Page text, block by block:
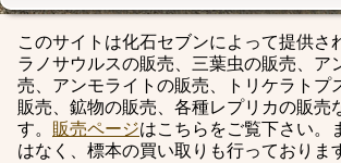
このサイトは化石セブンによって提供さ
ラノサウルスの販売、三葉虫の販売、ア
売、アンモライトの販売、トリケラトプ
販売、鉱物の販売、各種レプリカの販売
す。 販売ページはこちらをご覧下さい。
はなく、標本の買い取りも行っておりま